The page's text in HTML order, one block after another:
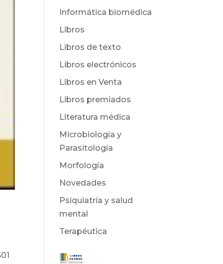
Informática biomédica
Libros
Libros de texto
Libros electrónicos
Libros en Venta
Libros premiados
Literatura médica
Microbiología y
Parasitología
Morfología
Novedades
Psiquiatría y salud
mental
Terapéutica